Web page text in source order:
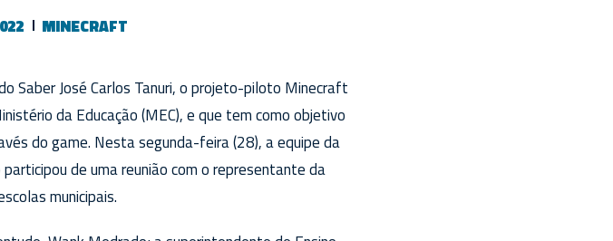
MINECRAFT
Saber José Carlos Tanuri, o projeto-piloto Minecraft
da Educação (MEC), e que tem como objetivo
do game. Nesta segunda-feira (28), a equipe da
de uma reunião com o representante da
municipais.